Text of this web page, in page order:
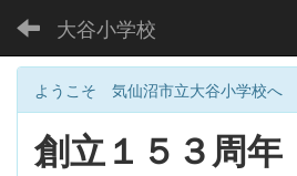
大谷小学校
ようこそ 気仙沼市立大谷小学校へ
創立１５３周年